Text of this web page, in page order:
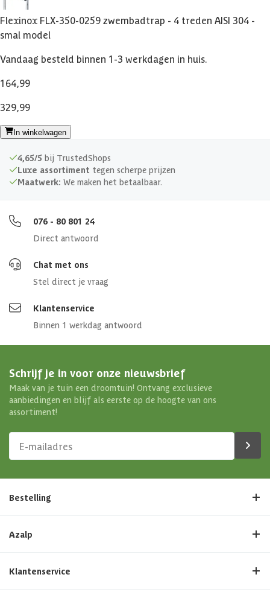
Flexinox FLX-350-0259 zwembadtrap - 4 treden AISI 304 -
smal model
Vandaag besteld binnen 1-3 werkdagen in huis.
164,99
329,99
In winkelwagen
4,65/5 bij TrustedShops
Luxe assortiment tegen scherpe prijzen
Maatwerk: We maken het betaalbaar.
076 - 80 801 24
Direct antwoord
Chat met ons
Stel direct je vraag
Klantenservice
Binnen 1 werkdag antwoord
Schrijf je in voor onze nieuwsbrief
Maak van je tuin een droomtuin! Ontvang exclusieve
aanbiedingen en blijf als eerste op de hoogte van ons
assortiment!
Bestelling
Azalp
Klantenservice